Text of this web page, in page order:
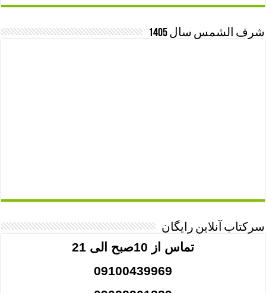
شرف الشمس سال 1405
سرکتاب آنلاین رایگان
تماس از 10صبح الی 21
09100439969